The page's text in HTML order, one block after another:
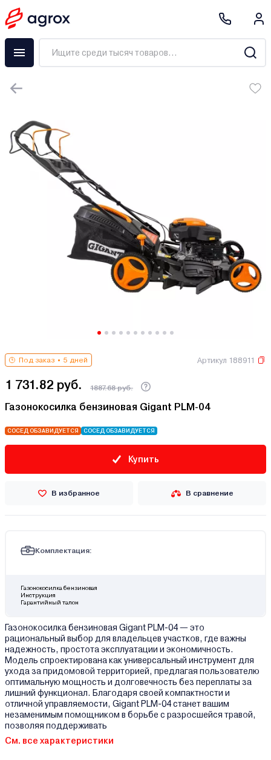
Под заказ 5 дней Артикул 188911
1 731.82 руб. 1887.68 руб.
Газонокосилка бензиновая Gigant PLM-04
СОСЕД ОБЗАВИДУЕТСЯ СОСЕД ОБЗАВИДУЕТСЯ
Купить
В избранное В сравнение
Комплектация:
Газонокосилка бензиновая
Инструкция
Гарантийный талон
Газонокосилка бензиновая Gigant PLM-04 — это
рациональный выбор для владельцев участков, где важны
надежность, простота эксплуатации и экономичность.
Модель спроектирована как универсальный инструмент для
ухода за придомовой территорией, предлагая пользователю
оптимальную мощность и долговечность без переплаты за
лишний функционал. Благодаря своей компактности и
отличной управляемости, Gigant PLM-04 станет вашим
незаменимым помощником в борьбе с разросшейся травой,
позволяя поддерживать
См. все характеристики